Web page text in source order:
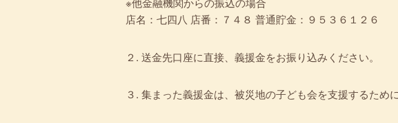
店名：七四八 店番：７４８ 普通貯金：９５３６１２６
２. 送金先口座に直接、義援金をお振り込みください。
３. 集まった義援金は、被災地の子ども会を支援するため